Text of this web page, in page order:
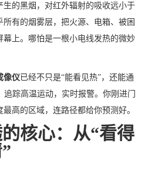
的黑烟，对红外辐射的吸收远小于
有的烟雾层，把火源、电箱、被困
幕上。哪怕是一根小电线发热的微妙
像仪已经不只是“能看见热”，还能通
踪高温运动，实时报警。你刚进门
高的区域，连路径都给你预测好。
核心：从“看得